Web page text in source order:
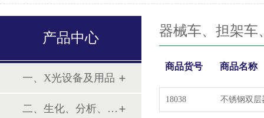
产品中心
一、X光设备及用品
二、生化、分析、实验综合类
器械车、担架车
商品货号 商品名称
18038 不锈钢双层